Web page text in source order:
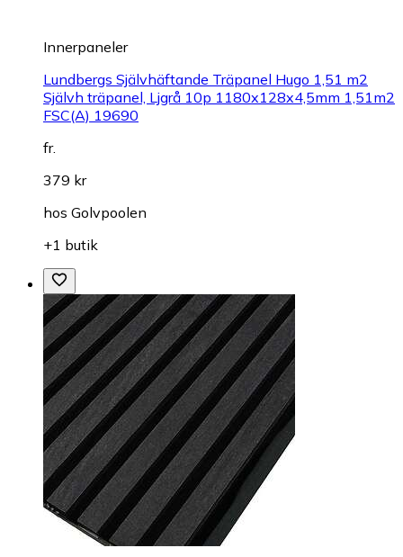
Innerpaneler
Lundbergs Självhäftande Träpanel Hugo 1,51 m2
Självh träpanel, Ljgrå 10p 1180x128x4,5mm 1,51m2
FSC(A) 19690
fr.
379 kr
hos Golvpoolen
+1 butik